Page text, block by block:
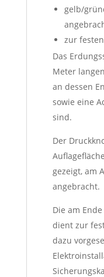
gelb/
zur
Das
Meter
an dessen
sowie eine
sind.
Der
gezeigt, am
angebracht.
Die am
dient zur
dazu